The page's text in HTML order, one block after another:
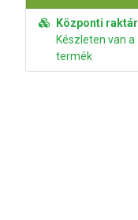
Központi raktár
Készleten van a
termék